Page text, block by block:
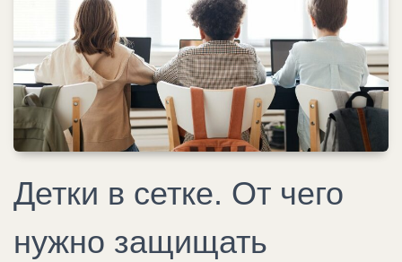
Детки в сетке. От чего
нужно защищать